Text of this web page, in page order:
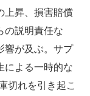
上昇、損害賠償
の説明責任な
響が及ぶ。サプ
による一時的な
切れを引き起こ